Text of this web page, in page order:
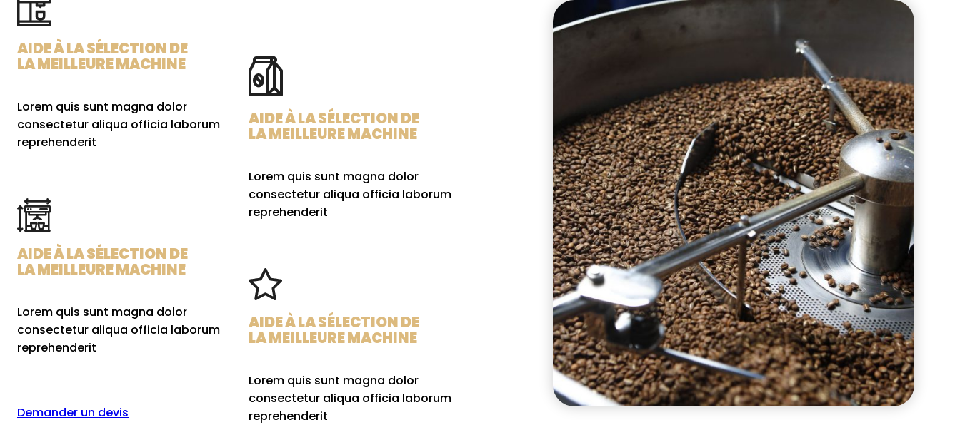
AIDE À LA SÉLECTION DE
LA MEILLEURE MACHINE
Lorem quis sunt magna dolor
consectetur aliqua officia laborum
reprehenderit
AIDE À LA SÉLECTION DE
LA MEILLEURE MACHINE
Lorem quis sunt magna dolor
consectetur aliqua officia laborum
reprehenderit
Demander un devis
AIDE À LA SÉLECTION DE
LA MEILLEURE MACHINE
Lorem quis sunt magna dolor
consectetur aliqua officia laborum
reprehenderit
AIDE À LA SÉLECTION DE
LA MEILLEURE MACHINE
Lorem quis sunt magna dolor
consectetur aliqua officia laborum
reprehenderit